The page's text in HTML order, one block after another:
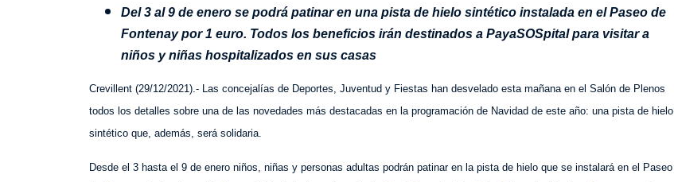
Del 3 al 9 de enero se podrá patinaren una pista de hielo sintético instalada en el Paseo de
Fontenaypor 1 euro. Todos los beneficios irán destinados a PayaSOSpital para visitar a
niños y niñas hospitalizados en sus casas
Crevillent (29/12/2021).- Las concejalías de Deportes, Juventud y Fiestas han desvelado esta mañana en el Salón de Plenos
todos los detalles sobre una de las novedades más destacadas en la programación de Navidad de este año: una pista de hielo
sintético que, además, será solidaria.
Desde el 3 hasta el 9 de enero niños, niñas y personas adultas podrán patinaren la pista de hielo que se instalará en el Paseo